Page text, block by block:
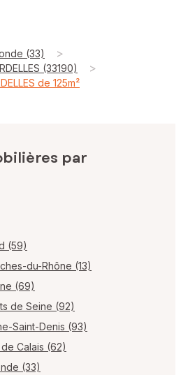
(33) >
(33190) >
de 125m²
par
(59)
du-Rhône (13)
(69)
de Seine (92)
Saint-Denis (93)
Calais (62)
(33)